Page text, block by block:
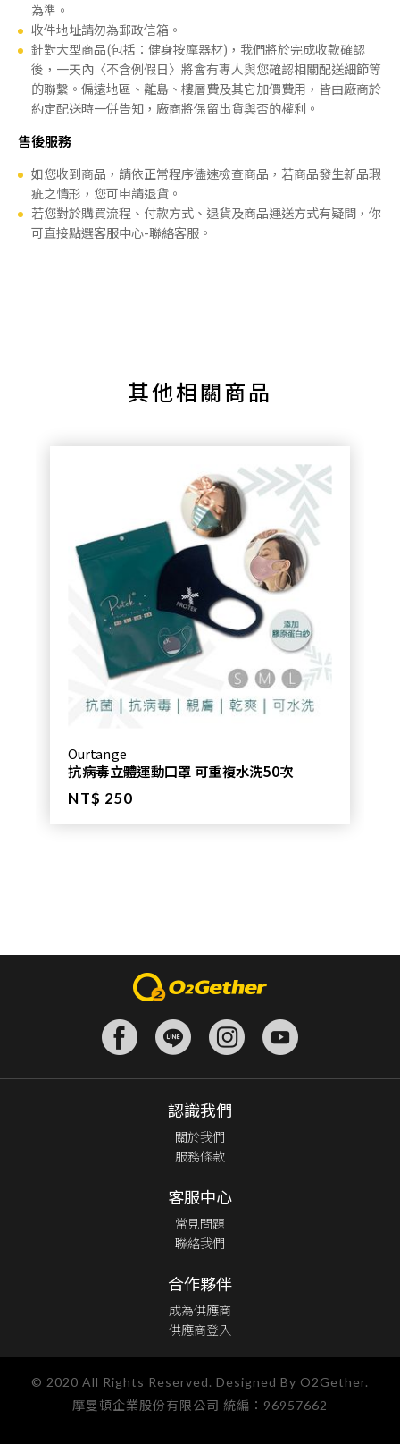
為準。
收件地址請勿為郵政信箱。
針對大型商品(包括：健身按摩器材)，我們將於完成收款確認
後，一天內〈不含例假日〉將會有專人與您確認相關配送細節等
的聯繫。偏遠地區、離島、樓層費及其它加價費用，皆由廠商於
約定配送時一併告知，廠商將保留出貨與否的權利。
售後服務
如您收到商品，請依正常程序儘速檢查商品，若商品發生新品瑕
疵之情形，您可申請退貨。
若您對於購買流程、付款方式、退貨及商品運送方式有疑問，你
可直接點選客服中心-聯絡客服。
其他相關商品
Ourtange
抗病毒立體運動口罩 可重複水洗50次
NT$ 250
認識我們
關於我們
服務條款
客服中心
常見問題
聯絡我們
合作夥伴
成為供應商
供應商登入
© 2020 All Rights Reserved. Designed By O2Gether.
摩曼頓企業股份有限公司 統編：96957662